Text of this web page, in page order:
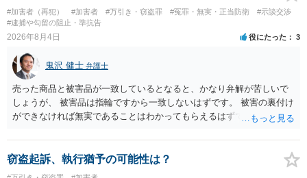
#加害者（再犯） #加害者 #万引き・窃盗罪 #冤罪・無実・正当防衛
#示談交渉
#逮捕や勾留の阻止・準抗告
2026年8月4日 役にたった 3
鬼沢 健士 弁護士
売った商品と被害品が一致しているとなると、かなり弁解が苦しいで
しょうが、 被害品は指輪ですから一致しないはずです。 被害の裏付け
ができなければ無実であることはわかってもらえるはずです。
窃盗起訴、執行猶予の可能性は？